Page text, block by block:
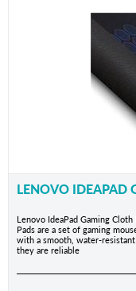
LENOVO IDEAPAD
Lenovo IdeaPad Gaming
Pads are a set of gaming
with a smooth, water-
they are reliable